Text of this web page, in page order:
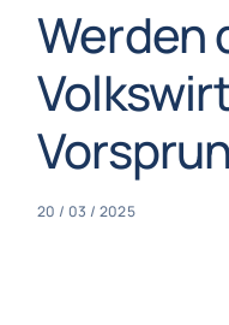
Werden
20 / 03 / 2025